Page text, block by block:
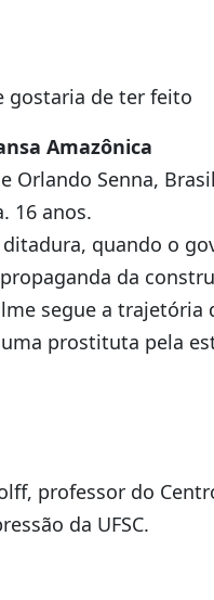
gostaria de ter feito
Amazônica
Orlando Senna,
16 anos.
ditadura, quando o
da
segue a trajetória
prostituta pela
professor do
da UFSC.